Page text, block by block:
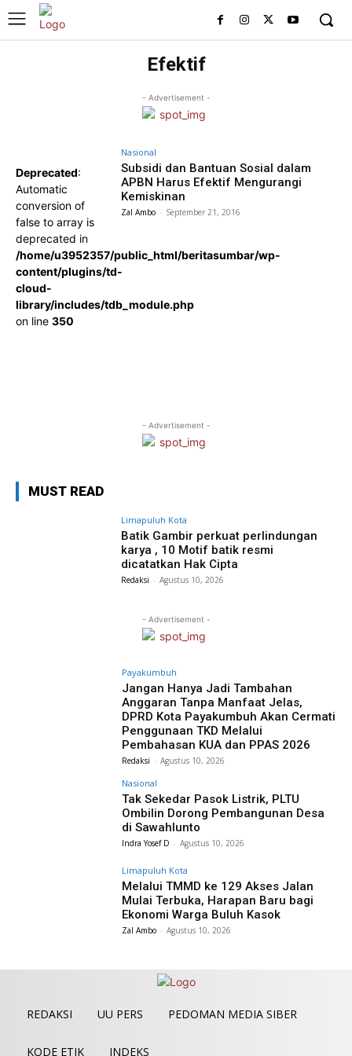
Efektif
- Advertisement -
Deprecated:
Automatic
conversion of
false to array is
deprecated in
/home/u3952357/public_html/beritasumbar/wp-
content/plugins/td-
cloud-
library/includes/tdb_module.php
on line 350
Nasional
Subsidi dan Bantuan Sosial dalam
APBN Harus Efektif Mengurangi
Kemiskinan
Zal Ambo - September 21, 2016
- Advertisement -
MUST READ
Limapuluh Kota
Batik Gambir perkuat perlindungan
karya , 10 Motif batik resmi
dicatatkan Hak Cipta
Redaksi - Agustus 10, 2026
- Advertisement -
Payakumbuh
Jangan Hanya Jadi Tambahan
Anggaran Tanpa Manfaat Jelas,
DPRD Kota Payakumbuh Akan Cermati
Penggunaan TKD Melalui
Pembahasan KUA dan PPAS 2026
Redaksi - Agustus 10, 2026
Nasional
Tak Sekedar Pasok Listrik, PLTU
Ombilin Dorong Pembangunan Desa
di Sawahlunto
Indra Yosef D - Agustus 10, 2026
Limapuluh Kota
Melalui TMMD ke 129 Akses Jalan
Mulai Terbuka, Harapan Baru bagi
Ekonomi Warga Buluh Kasok
Zal Ambo - Agustus 10, 2026
REDAKSI UU PERS PEDOMAN MEDIA SIBER
KODE ETIK INDEKS